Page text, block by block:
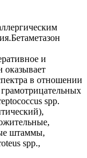
и
оказывает
в отношении
spp.
штаммы,
spp.,